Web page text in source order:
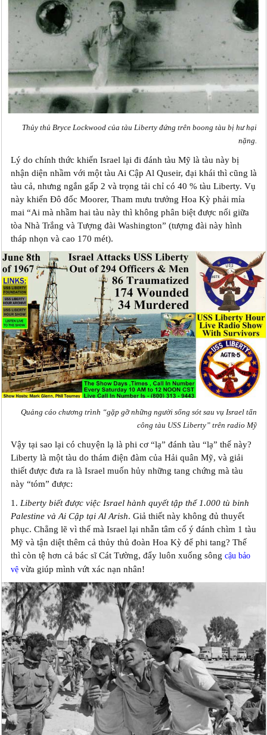
Thủy thủ Bryce Lockwood của tàu Liberty đứng trên boong tàu bị hư hại
nặng.
Lý do chính thức khiến Israel lại đi đánh tàu Mỹ là tàu này bị
nhận diện nhầm với một tàu Ai Cập Al Quseir, đại khái thì cũng là
tàu cả, nhưng ngắn gấp 2 và trọng tải chỉ có 40 % tàu Liberty. Vụ
này khiến Đô đốc Moorer, Tham mưu trưởng Hoa Kỳ phải mỉa
mai “Ai mà nhầm hai tàu này thì không phân biệt được nổi giữa
tòa Nhà Trắng và Tượng đài Washington” (tượng đài này hình
tháp nhọn và cao 170 mét).
Quảng cáo chương trình “gặp gỡ những người sống sót sau vụ Israel tấn
công tàu USS Liberty” trên radio Mỹ
Vậy tại sao lại có chuyện lạ là phi cơ “lạ” đánh tàu “lạ” thế này?
Liberty là một tàu do thám điện đàm của Hải quân Mỹ, và giải
thiết được đưa ra là Israel muốn hủy những tang chứng mà tàu
này “tóm” được:
1. Liberty biết được việc Israel hành quyết tập thể 1.000 tù binh
Palestine và Ai Cập tại Al Arish. Giả thiết này không đủ thuyết
phục. Chẳng lẽ vì thế mà Israel lại nhẫn tâm cố ý đánh chìm 1 tàu
Mỹ và tận diệt thêm cả thủy thủ đoàn Hoa Kỳ để phi tang? Thế
thì còn tệ hơn cả bác sĩ Cát Tường, đẩy luôn xuống sông cậu bảo
vệvừa giúp mình vứt xác nạn nhân!